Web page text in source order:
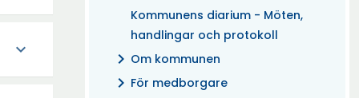
Kommunens diarium - Möten,
handlingar och protokoll
chevron_right Om kommunen
chevron_right För medborgare
expand_more